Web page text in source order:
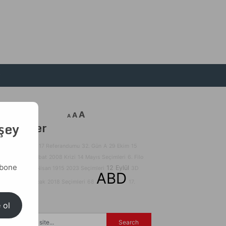
A AA
Etiketler
31 Mart 12 Eylül
ABD
Yüzyıl
ol